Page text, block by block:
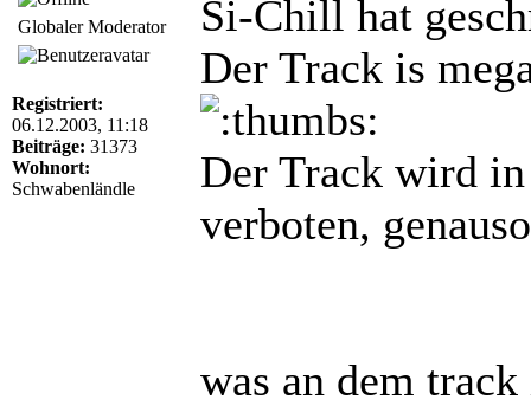
Globaler Moderator
Registriert:
06.12.2003, 11:18
Beiträge: 31373
Wohnort:
Schwabenländle
Si-Chill hat
Der Track is
Der Track wird
verboten,
was an dem track